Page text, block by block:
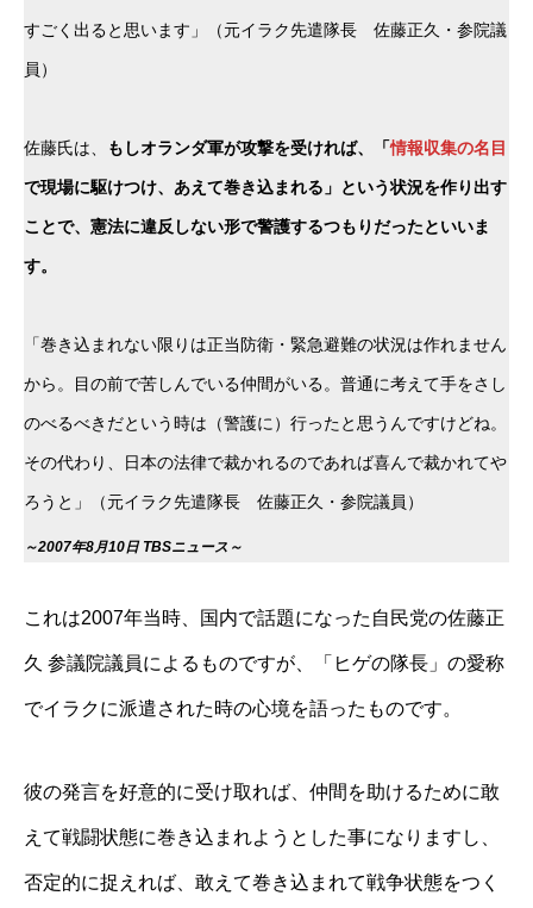
すごく出ると思います」（元イラク先遣隊長 佐藤正久・参院議
員）
佐藤氏は、 もしオランダ軍が攻撃を受ければ、「情報収集の名目
で現場に駆けつけ、あえて巻き込まれる」という状況を作り出す
ことで、憲法に違反しない形で警護するつもりだったといいま
す。
「巻き込まれない限りは正当防衛・緊急避難の状況は作れません
から。目の前で苦しんでいる仲間がいる。普通に考えて手をさし
のべるべきだという時は（警護に）行ったと思うんですけどね。
その代わり、日本の法律で裁かれるのであれば喜んで裁かれてや
ろうと」（元イラク先遣隊長 佐藤正久・参院議員）
～2007年8月10日 TBSニュース～
これは2007年当時、国内で話題になった自民党の佐藤正
久 参議院議員によるものですが、「ヒゲの隊長」の愛称
でイラクに派遣された時の心境を語ったものです。
彼の発言を好意的に受け取れば、仲間を助けるために敢
えて戦闘状態に巻き込まれようとした事になりますし、
否定的に捉えれば、敢えて巻き込まれて戦争状態をつく